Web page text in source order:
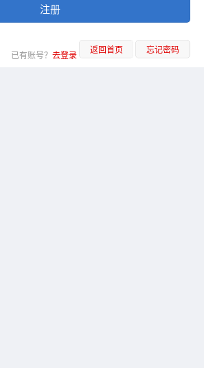
注册
已有账号？ 去登录 返回首页 忘记密码